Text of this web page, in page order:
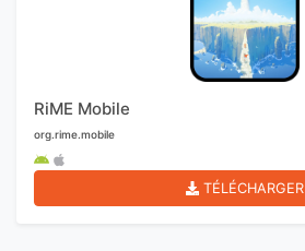
RiME Mobile
org.rime.mobile
TÉLÉCHARGER